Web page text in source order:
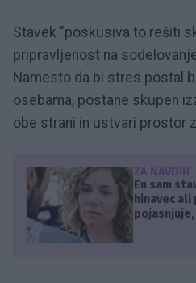
Stavek "poskusiva to rešiti
pripravljenost na
Namesto da bi stres postal
osebama, postane skupen
obe strani in ustvari prostor
ZA NAVDIH
En sam
hinavec